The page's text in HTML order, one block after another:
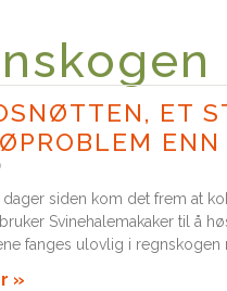
ET
ENN
dager siden kom det frem at
Svinehalemakaker til å
fanges ulovlig i regnskogen
»